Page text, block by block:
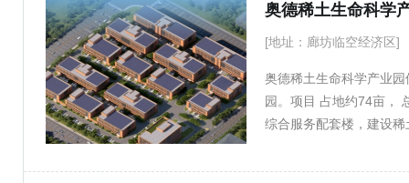
奥德稀土生命科学
[地址：廊坊临空经济区]
奥德稀土生命科学产业
园。项目 占地约74亩，
综合服务配套楼，建设
心、遗传基因数据库、